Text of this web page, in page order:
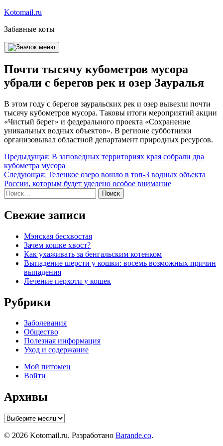
Перейти
содержимому
Kotomail.ru
Забавные коты
Почти тысячу кубометров мусора
убрали с берегов рек и озер Зауралья
В этом году с берегов зауральских рек и озер вывезли почти
тысячу кубометров мусора. Таковы итоги мероприятий акции
«Чистый берег» и федерального проекта «Сохранение
уникальных водных объектов». В регионе субботники
организовывал областной департамент природных ресурсов.
Навигация
по
записям
Предыдущая: В заповедных территориях края собрали два
кубометра мусора
Следующая: Телецкое озеро вошло в топ-3 водных объекта
России, которым будет уделено особое внимание
Найти:
Свежие записи
Мэнская бесхвостая
Зачем кошке хвост?
Как ухаживать за бенгальским котенком
Выпадение шерсти у кошки: восемь возможных причин
выпадения
Лечение перхоти у кошек
Рубрики
Заболевания
Общество
Полезная информация
Уход и содержание
Мой питомец
Войти
Архивы
Архивы
© 2026 Kotomail.ru. Разработано Barande.co.